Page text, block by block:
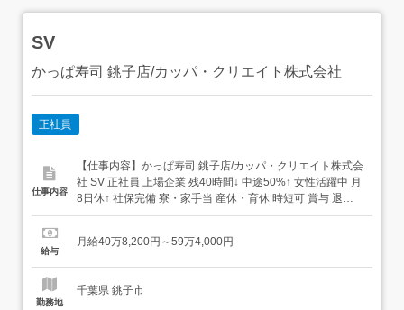
SV
かっぱ寿司 銚子店/カッパ・クリエイト株式会社
正社員
仕事内容
【仕事内容】かっぱ寿司 銚子店/カッパ・クリエイト株式会
社 SV 正社員 上場企業 残40時間↓ 中途50%↑ 女性活躍中 月
8日休↑ 社保完備 寮・家⼿当 産休・育休 時短可 賞与 退職
金 まかないあり 求人情報掲載期間:2026/07/16～
充実の寿司店 住 所 千葉県 銚子市 松本町3...
給与
月給40万8,200円～59万4,000円
勤務地
千葉県 銚子市